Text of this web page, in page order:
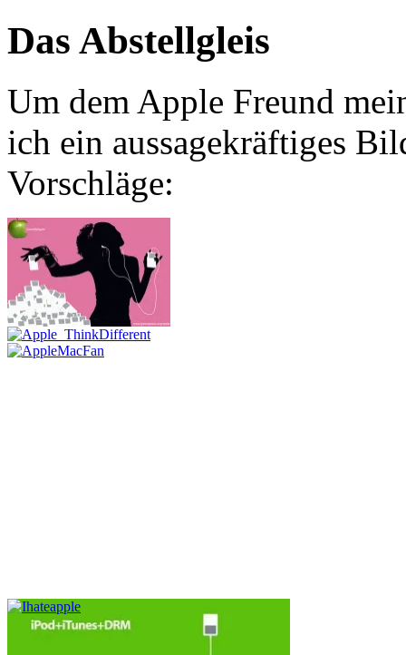
Das Abstellgleis
Um dem Apple Freund
ich ein aussagekräftiges
Vorschläge: